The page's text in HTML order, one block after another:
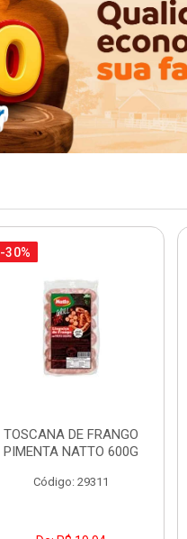
-30%
TOSCANA DE FRANGO
PIMENTA NATTO 600G
Código: 29311